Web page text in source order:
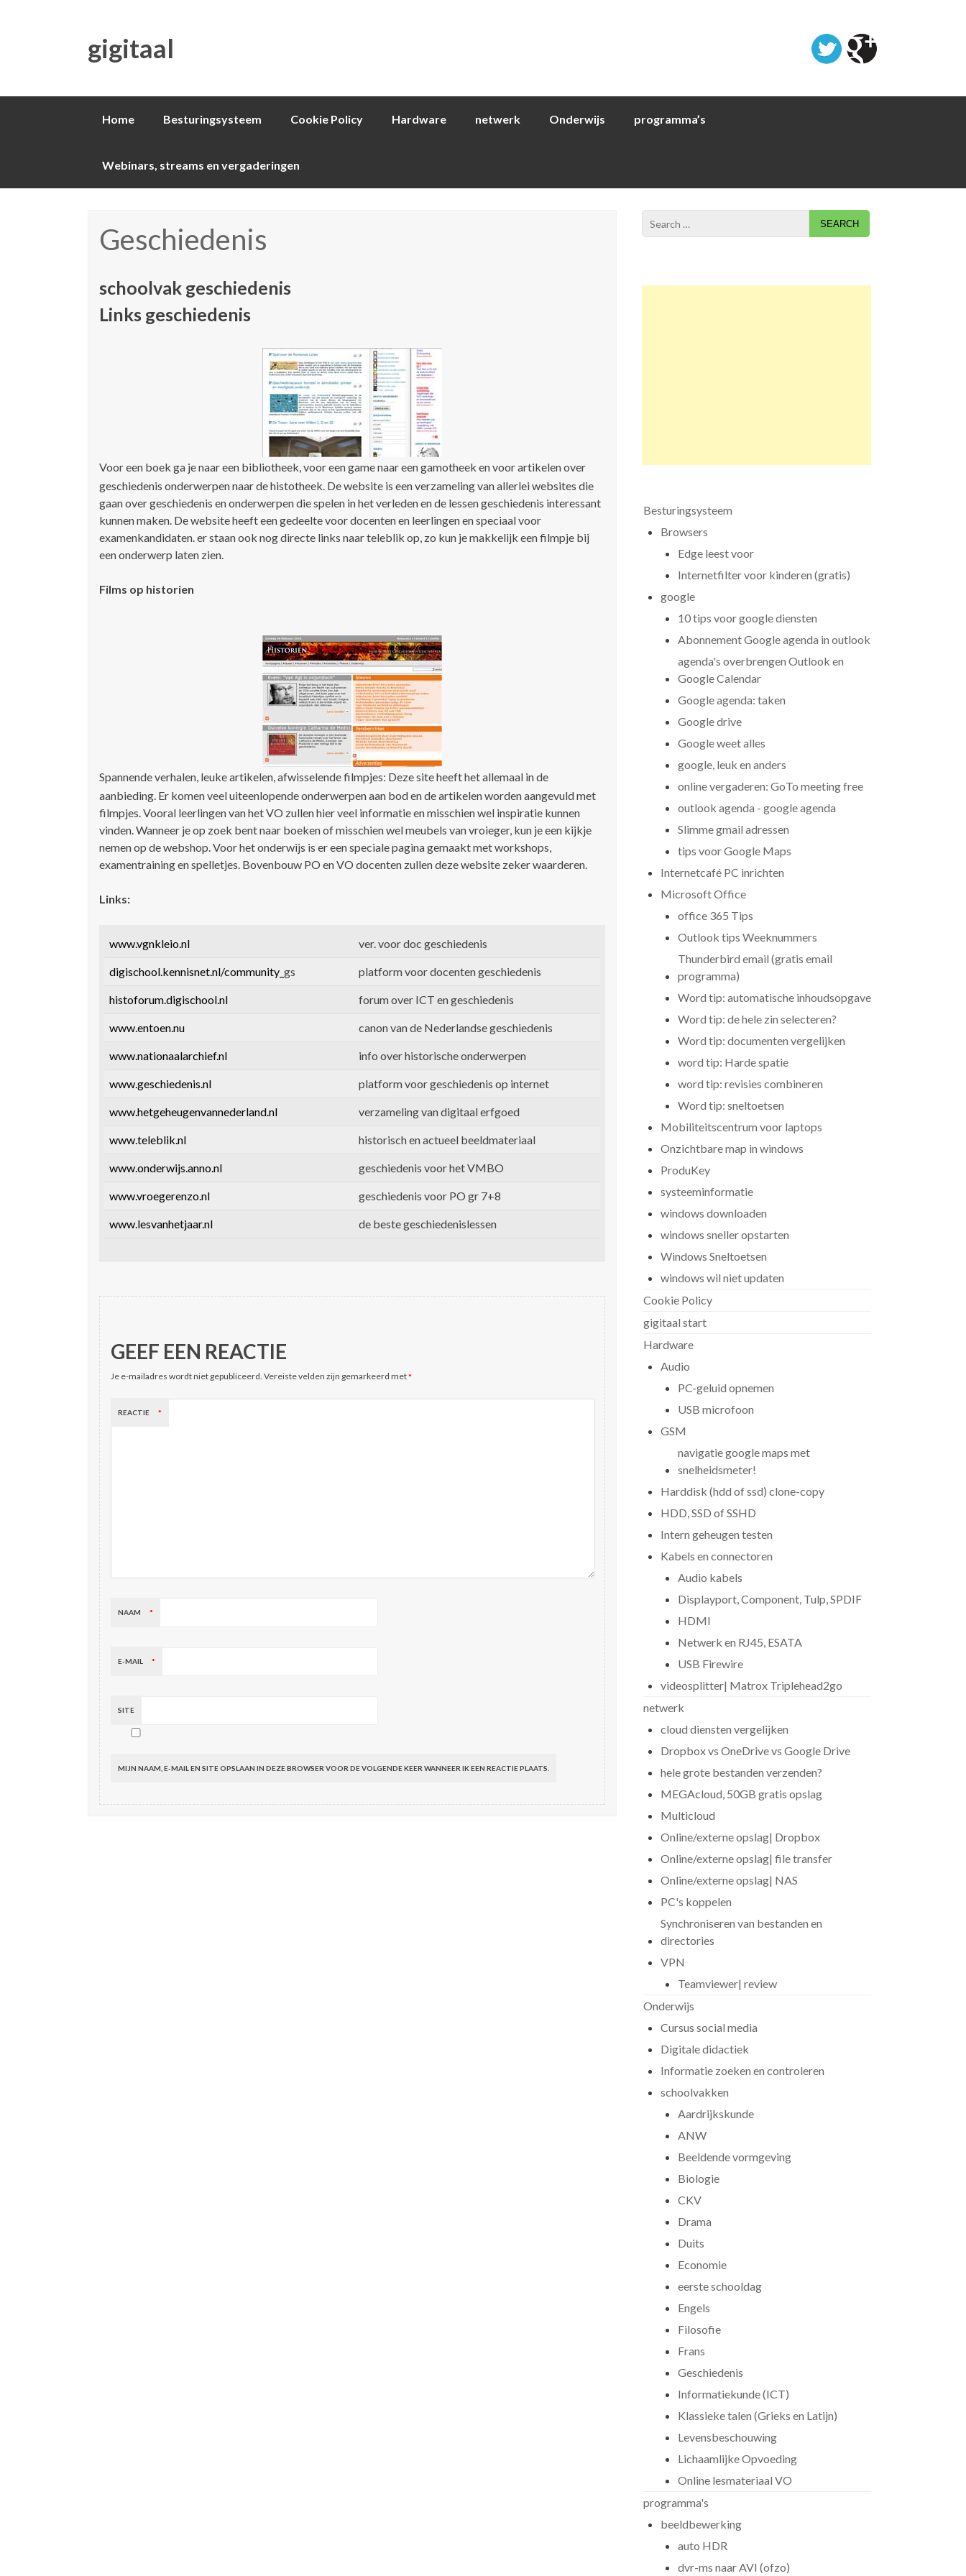
gigitaal
Spring
Home Besturingsysteem Cookie Policy Hardware netwerk Onderwijs programma’s
Webinars, streams en vergaderingen
Geschiedenis
schoolvak geschiedenis
Links geschiedenis
Voor een boek ga je naar een bibliotheek, voor een game naar een gamotheek en voor artikelen over
geschiedenis onderwerpen naar de histotheek. De website is een verzameling van allerlei websites die
gaan over geschiedenis en onderwerpen die spelen in het verleden en de lessen geschiedenis interessant
kunnen maken. De website heeft een gedeelte voor docenten en leerlingen en speciaal voor
examenkandidaten. er staan ook nog directe links naar teleblik op, zo kun je makkelijk een filmpje bij
een onderwerp laten zien.
Films op historien
Spannende verhalen, leuke artikelen, afwisselende filmpjes: Deze site heeft het allemaal in de
aanbieding. Er komen veel uiteenlopende onderwerpen aan bod en de artikelen worden aangevuld met
filmpjes. Vooral leerlingen van het VO zullen hier veel informatie en misschien wel inspiratie kunnen
vinden. Wanneer je op zoek bent naar boeken of misschien wel meubels van vroieger, kun je een kijkje
nemen op de webshop. Voor het onderwijs is er een speciale pagina gemaakt met workshops,
examentraining en spelletjes. Bovenbouw PO en VO docenten zullen deze website zeker waarderen.
Links:
www.vgnkleio.nl ver. voor doc geschiedenis
digischool.kennisnet.nl/community_ gs platform voor docenten geschiedenis
histoforum.digischool.nl forum over ICT en geschiedenis
www.entoen.nu canon van de Nederlandse geschiedenis
www.nationaalarchief.nl info over historische onderwerpen
www.geschiedenis.nl platform voor geschiedenis op internet
www.hetgeheugenvannederland.nl verzameling van digitaal erfgoed
www.teleblik.nl historisch en actueel beeldmateriaal
www.onderwijs.anno.nl geschiedenis voor het VMBO
www.vroegerenzo.nl geschiedenis voor PO gr 7+8
www.lesvanhetjaar.nl de beste geschiedenislessen
GEEF EEN REACTIE
Je e-mailadres wordt niet gepubliceerd. Vereiste velden zijn gemarkeerd met*
REACTIE *
NAAM *
E-MAIL *
SITE
MIJN NAAM, E-MAIL EN SITE OPSLAAN IN DEZE BROWSER VOOR DE VOLGENDE KEER WANNEER IK EEN REACTIE PLAATS.
Search
for:
Besturingsysteem
Browsers
Edge leest voor
Internetfilter voor kinderen (gratis)
google
10 tips voor google diensten
Abonnement Google agenda in outlook
agenda's overbrengen Outlook en
Google Calendar
Google agenda: taken
Google drive
Google weet alles
google, leuk en anders
online vergaderen: GoTo meeting free
outlook agenda - google agenda
Slimme gmail adressen
tips voor Google Maps
Internetcafé PC inrichten
Microsoft Office
office 365 Tips
Outlook tips Weeknummers
Thunderbird email (gratis email
programma)
Word tip: automatische inhoudsopgave
Word tip: de hele zin selecteren?
Word tip: documenten vergelijken
word tip: Harde spatie
word tip: revisies combineren
Word tip: sneltoetsen
Mobiliteitscentrum voor laptops
Onzichtbare map in windows
ProduKey
systeeminformatie
windows downloaden
windows sneller opstarten
Windows Sneltoetsen
windows wil niet updaten
Cookie Policy
gigitaal start
Hardware
Audio
PC-geluid opnemen
USB microfoon
GSM
navigatie google maps met
snelheidsmeter!
Harddisk (hdd of ssd) clone-copy
HDD, SSD of SSHD
Intern geheugen testen
Kabels en connectoren
Audio kabels
Displayport, Component, Tulp, SPDIF
HDMI
Netwerk en RJ45, ESATA
USB Firewire
videosplitter| Matrox Triplehead2go
netwerk
cloud diensten vergelijken
Dropbox vs OneDrive vs Google Drive
hele grote bestanden verzenden?
MEGAcloud, 50GB gratis opslag
Multicloud
Online/externe opslag| Dropbox
Online/externe opslag| file transfer
Online/externe opslag| NAS
PC's koppelen
Synchroniseren van bestanden en
directories
VPN
Teamviewer| review
Onderwijs
Cursus social media
Digitale didactiek
Informatie zoeken en controleren
schoolvakken
Aardrijkskunde
ANW
Beeldende vormgeving
Biologie
CKV
Drama
Duits
Economie
eerste schooldag
Engels
Filosofie
Frans
Geschiedenis
Informatiekunde (ICT)
Klassieke talen (Grieks en Latijn)
Levensbeschouwing
Lichaamlijke Opvoeding
Online lesmateriaal VO
programma's
beeldbewerking
auto HDR
dvr-ms naar AVI (ofzo)